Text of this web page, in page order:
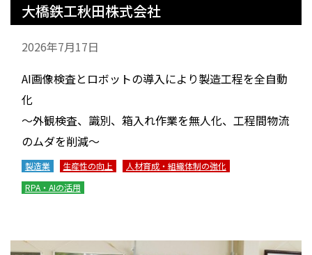
大橋鉄工秋田株式会社
2026年7月17日
AI画像検査とロボットの導入により製造工程を全自動
化
～外観検査、識別、箱入れ作業を無人化、工程間物流
のムダを削減～
製造業 生産性の向上
人材育成・組織体制の強化
RPA・AIの活用